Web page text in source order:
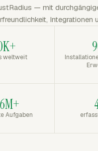
— mit
Integrationen
weltweit
Aufgaben